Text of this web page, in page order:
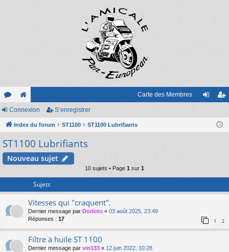
or
u
m
e
sit
e
Carte des Membres
nr
Connexion S’enregistrer
Index du forum ST1100 ST1100 Lubrifiants
ST1100 Lubrifiants
Nouveau sujet
10 sujets • Page 1 sur 1
Sujets
Vitesses qui "craquent".
Dernier message par Dorloto « 03 août 2025, 23:49
Réponses : 17 1 2
Filtre à huile ST 1100
Dernier message par vin133 « 12 juin 2022, 10:28